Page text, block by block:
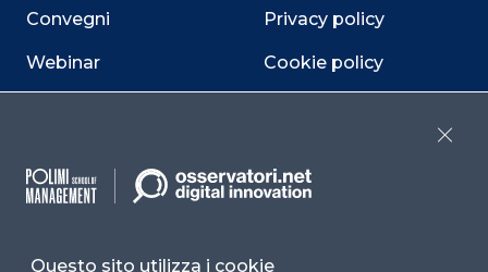
Convegni
Webinar
Privacy policy
Cookie policy
accessibilità
Questo sito utilizza i cookie